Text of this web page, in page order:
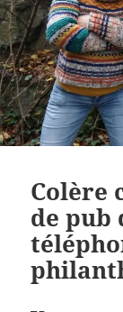
Colère
de pub